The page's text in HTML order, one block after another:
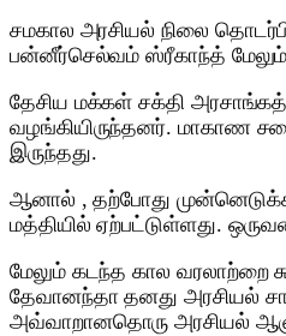
​சமகால அரசியல் நிலை
பன்னீர்செல்வம் ஸ்ரீகாந்த் மேலும்
தேசிய மக்கள் சக்தி
வழங்கியிருந்தனர். மாகாண
இருந்தது.
ஆனால் , தற்போது
மத்தியில் ஏற்பட்டுள்ளது.
​மேலும் கடந்த கால வரலாற்றை
தேவானந்தா தனது அரசியல்
அவ்வாறானதொரு அரசியல்